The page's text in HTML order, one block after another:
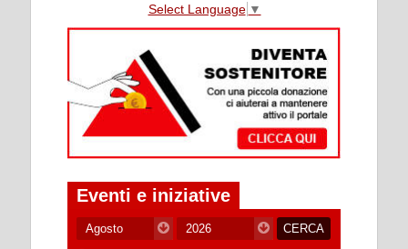
Select Language ▼
Eventi e iniziative